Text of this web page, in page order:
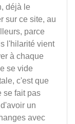
déjà le
sur ce site, au
parce
l'hilarité vient
à chaque
se vide
c'est que
se fait pas
un
avec